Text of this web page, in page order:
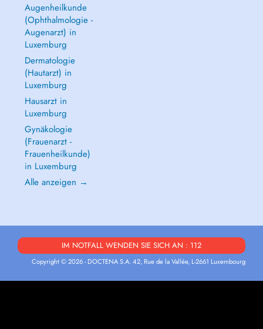
Augenheilkunde
(Ophthalmologie -
Augenarzt) in
Luxemburg
Dermatologie
(Hautarzt) in
Luxemburg
Hausarzt in
Luxemburg
Gynäkologie
(Frauenarzt -
Frauenheilkunde)
in Luxemburg
Alle anzeigen →
IM NOTFALL WENDEN SIE SICH AN : 112
Copyright © 2026 - DOCTENA S.A. 42, Rue de la Vallée, L-2661 Luxembourg